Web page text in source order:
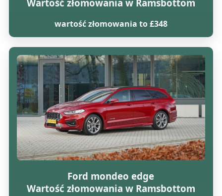
Wartość złomowania w Ramsbottom
wartość złomowania to £348
Ford mondeo edge
Wartość złomowania w Ramsbottom